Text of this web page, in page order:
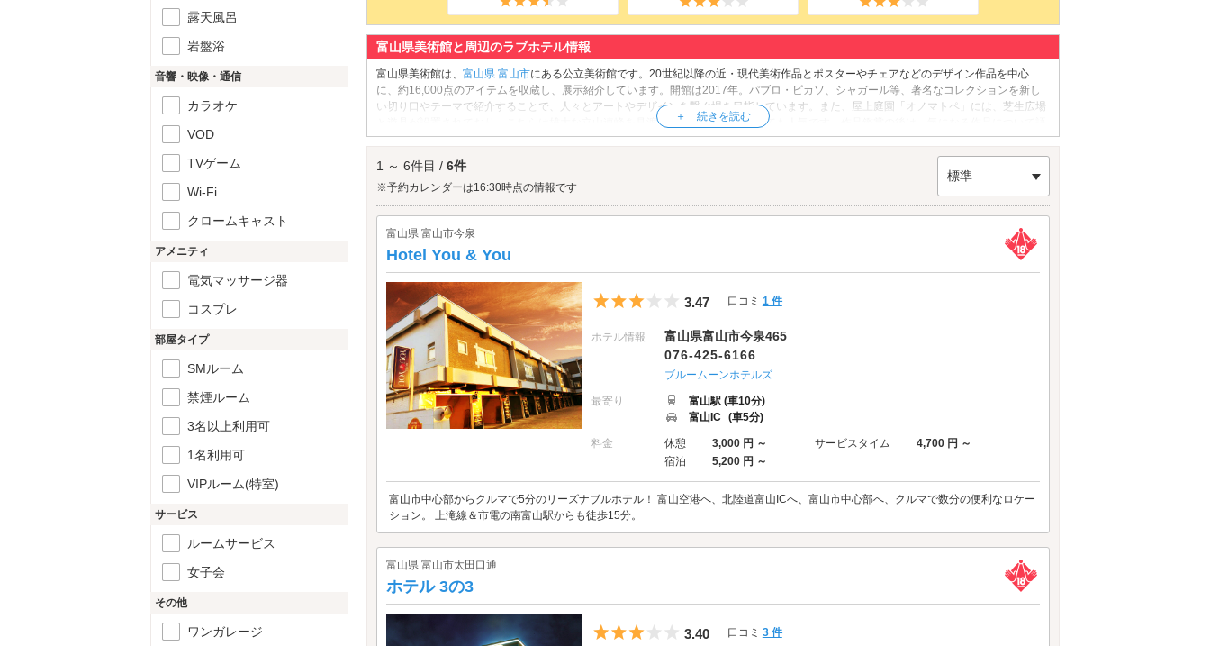
富山県美術館と周辺のラブホテル情報
富山県美術館は、 富山県 富山市にある公立美術館です。20世紀以降の近・現代美術作品とポスターやチェアなどのデザイン作品を中心
に、約16,000点のアイテムを収蔵し、展示紹介しています。開館は2017年。パブロ・ピカソ、シャガール等、著名なコレクションを新し
い切り口やテーマで紹介することで、人々とアートやデザインを繋ぐ場を目指しています。また、屋上庭園「オノマトペ」には、芝生広場
と遊具が設置されており、こちらは雄大な立山連峰を見渡せる絶景スポットとしても人気です。作品鑑賞の後は、気になる作品について語
り合いながら、館内レストランでお食事をお楽しみください。
1 ～ 6件目 / 6件
※予約カレンダーは16:30時点の情報です
標準
富山県 富山市今泉
Hotel You & You
5つ星のうち3
3.47 口コミ 1 件
ホテル情報
富山県富山市今泉465
076-425-6166
ブルームーンホテルズ
最寄り
富山駅 (車10分)
富山IC (車5分)
料金 休憩 3,000 円 ～ サービスタイム
4,700 円 ～
宿泊
5,200 円 ～
富山市中心部からクルマで5分のリーズナブルホテル！ 富山空港へ、北陸道富山ICへ、富山市中心部へ、クルマで数分の便利なロケー
ション。 上滝線＆市電の南富山駅からも徒歩15分。
富山県 富山市太田口通
ホテル 3の3
5つ星のうち3
3.40 口コミ 3 件
露天風呂
岩盤浴
音響・映像・通信
カラオケ
VOD
TVゲーム
Wi-Fi
クロームキャスト
アメニティ
電気マッサージ器
コスプレ
部屋タイプ
SMルーム
禁煙ルーム
3名以上利用可
1名利用可
VIPルーム(特室)
サービス
ルームサービス
女子会
その他
ワンガレージ